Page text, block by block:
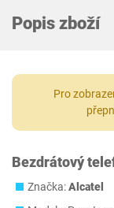
Popis zboží
Pro
Bezdrátový
Značka:Alcatel